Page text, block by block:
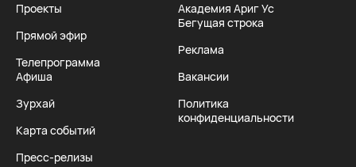
Проекты
Прямой эфир
Телепрограмма
Афиша
Зурхай
Карта событий
Пресс-релизы
Академия Ариг Ус
Бегущая строка
Реклама
Вакансии
Политика
конфиденциальности